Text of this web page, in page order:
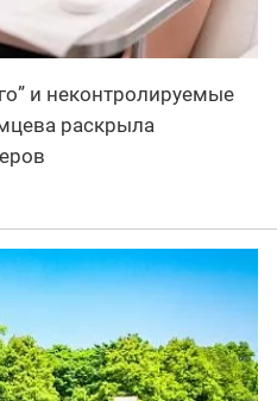
и неконтролируемые
раскрыла